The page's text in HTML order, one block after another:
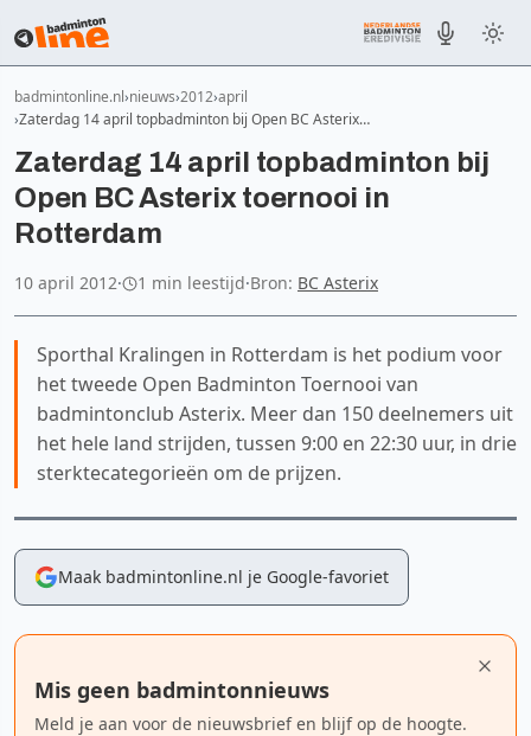
badmintonline.nl nieuws 2012 april
Zaterdag 14 april topbadminton bij Open BC Asterix…
Zaterdag 14 april topbadminton bij
Open BC Asterix toernooi in
Rotterdam
10 april 2012· 1 min leestijd·Bron: BC Asterix
Sporthal Kralingen in Rotterdam is het podium voor
het tweede Open Badminton Toernooi van
badmintonclub Asterix. Meer dan 150 deelnemers uit
het hele land strijden, tussen 9:00 en 22:30 uur, in drie
sterktecategorieën om de prijzen.
Maak badmintonline.nl je Google-favoriet
Mis geen badmintonnieuws
Meld je aan voor de nieuwsbrief en blijf op de hoogte.